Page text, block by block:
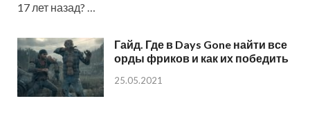
17 лет назад? …
Гайд. Где в Days Gone найти все
орды фриков и как их победить
25.05.2021